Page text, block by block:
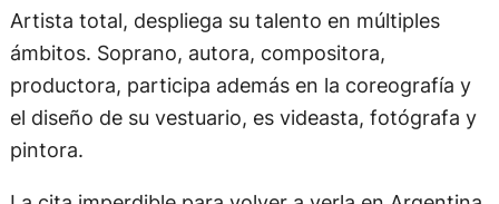
Artista total, despliega su talento en múltiples
ámbitos. Soprano, autora, compositora,
productora, participa además en la coreografía y
el diseño de su vestuario, es videasta, fotógrafa y
pintora.